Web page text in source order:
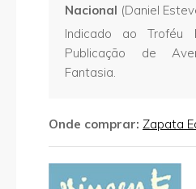
Nacional (Daniel
Indicado ao Troféu
Publicação de
Fantasia.
Onde comprar: Zapata